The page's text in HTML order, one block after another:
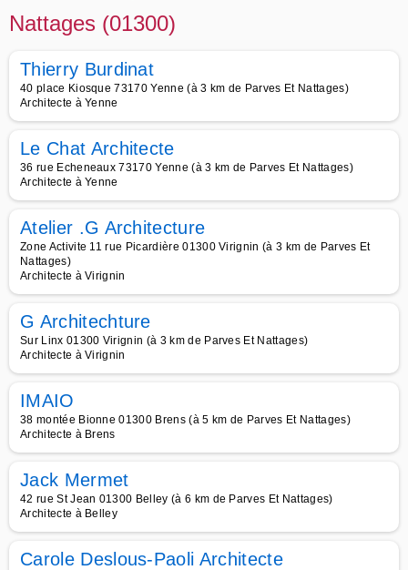
Nattages (01300)
Thierry Burdinat
40 place Kiosque 73170 Yenne (à 3 km de Parves Et Nattages)
Architecte à Yenne
Le Chat Architecte
36 rue Echeneaux 73170 Yenne (à 3 km de Parves Et Nattages)
Architecte à Yenne
Atelier .G Architecture
Zone Activite 11 rue Picardière 01300 Virignin (à 3 km de Parves Et
Nattages)
Architecte à Virignin
G Architechture
Sur Linx 01300 Virignin (à 3 km de Parves Et Nattages)
Architecte à Virignin
IMAIO
38 montée Bionne 01300 Brens (à 5 km de Parves Et Nattages)
Architecte à Brens
Jack Mermet
42 rue St Jean 01300 Belley (à 6 km de Parves Et Nattages)
Architecte à Belley
Carole Deslous-Paoli Architecte